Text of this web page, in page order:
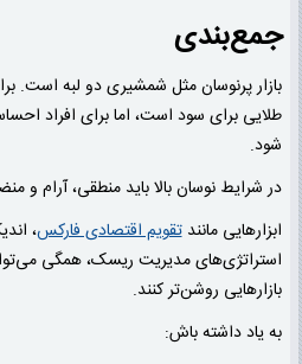
جمع‌بندی
بازار پرنوسان مثل شمشیری دو لبه است.
طلایی برای سود است، اما برای افراد
شود.
در شرایط نوسان بالا باید منطقی، آرام و
ابزارهایی مانندتقویم اقتصادی فارکس،
استراتژی‌های مدیریت ریسک، همگی
بازارهایی روشن‌تر کنند.
به یاد داشته باش: